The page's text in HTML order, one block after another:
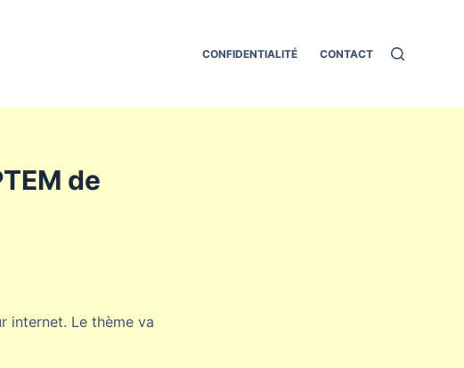
CONFIDENTIALITÉ CONTACT
de
internet. Le thème va